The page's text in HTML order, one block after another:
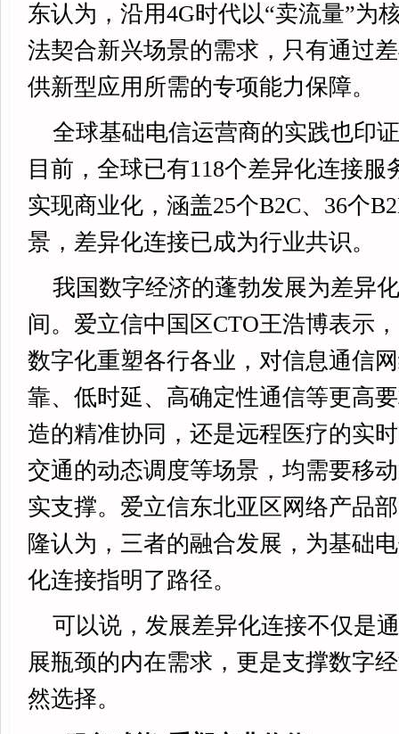
东认为，沿用4G时代以“卖流量”为
法契合新兴场景的需求，只有通过
供新型应用所需的专项能力保障。
全球基础电信运营商的实践也印
目前，全球已有118个差异化连接服
实现商业化，涵盖25个B2C、36个
景，差异化连接已成为行业共识。
我国数字经济的蓬勃发展为差异
间。爱立信中国区CTO王浩博表示
数字化重塑各行各业，对信息通信
靠、低时延、高确定性通信等更高
造的精准协同，还是远程医疗的实
交通的动态调度等场景，均需要移
实支撑。爱立信东北亚区网络产品
隆认为，三者的融合发展，为基础
化连接指明了路径。
可以说，发展差异化连接不仅是
展瓶颈的内在需求，更是支撑数字
然选择。